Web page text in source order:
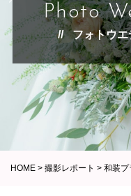
Photo
フォトウエ
HOME > 撮影レポート > 和装プ